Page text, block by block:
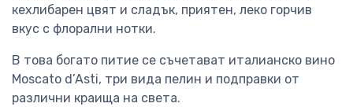
кехлибарен цвят и сладък, приятен, леко горчив
вкус с флорални нотки.
В това богато питие се съчетават италианско вино
Moscato d’Asti, три вида пелин и подправки от
различни краища на света.